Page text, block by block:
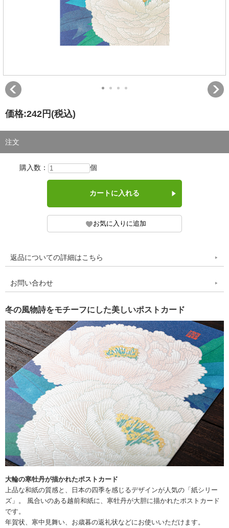
価格:242円 (税込)
注文
購入数： 個
返品についての詳細はこちら
お問い合わせ
冬の風物詩をモチーフにした美しいポストカード
大輪の寒牡丹が描かれたポストカード
上品な和紙の質感と、日本の四季を感じるデザインが人気の「紙シリー
ズ」。 風合いのある越前和紙に、寒牡丹が大胆に描かれたポストカード
です。
年賀状、寒中見舞い、お歳暮の返礼状などにお使いいただけます。